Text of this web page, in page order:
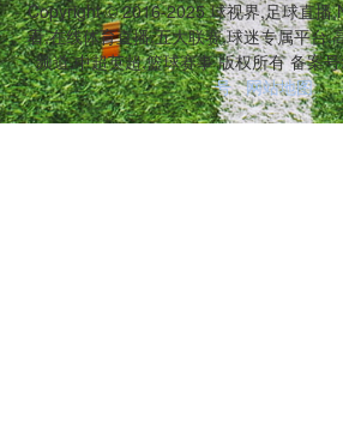
Copyright © 2016-2025 球视界,足球直播
看,在线体育直播,五大联赛,球迷专属平台,
频道,中超英超,篮球赛事 版权所有 备案
号 网站地图